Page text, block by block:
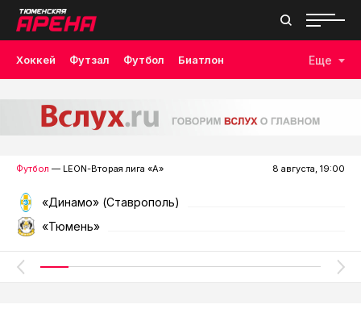
Хоккей Футзал Футбол Биатлон Еще
Футбол — LEON-Вторая лига «А» 8 августа, 19:00
«Динамо» (Ставрополь)
«Тюмень»